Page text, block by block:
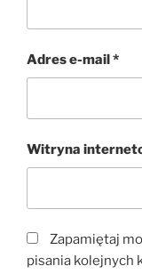
Adres e-mail*
Witryna
Zapamiętaj
pisania kolejnych